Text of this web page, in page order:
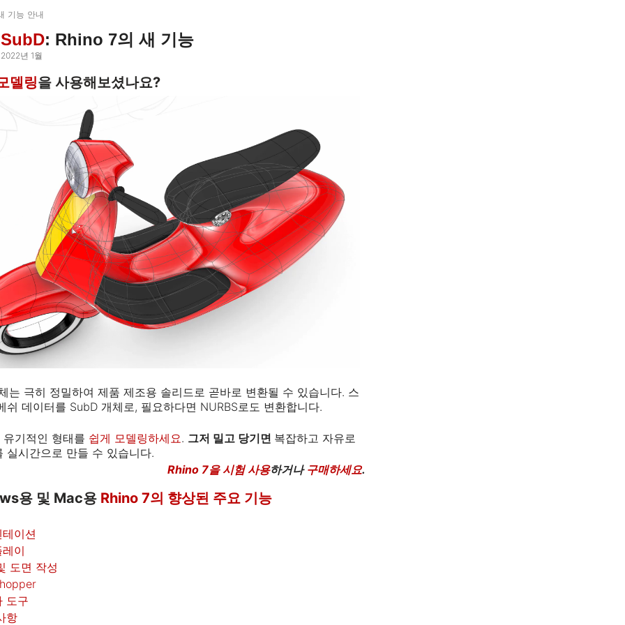
기능 안내
SubD: Rhino 7의 새 기능
2022년 1월
델링을 사용해보셨나요?
는 극히 정밀하여 제품 제조용 솔리드로 곧바로 변환될 수 있습니다. 스
쉬 데이터를 SubD 개체로, 필요하다면 NURBS로도 변환합니다.
기적인 형태를 쉽게 모델링하세요. 그저 밀고 당기면 복잡하고 자유로
실시간으로 만들 수 있습니다.
Rhino 7을 시험 사용하거나 구매하세요.
용 및 Mac용 Rhino 7의 향상된 주요 기능
이션
이
도면 작성
도구
항